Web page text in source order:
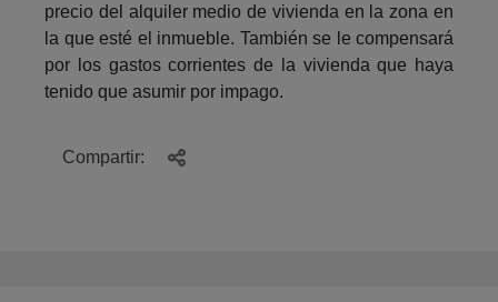
precio del alquiler medio de vivienda en la zona en
la que esté el inmueble. También se le compensará
por los gastos corrientes de la vivienda que haya
tenido que asumir por impago.
Compartir: